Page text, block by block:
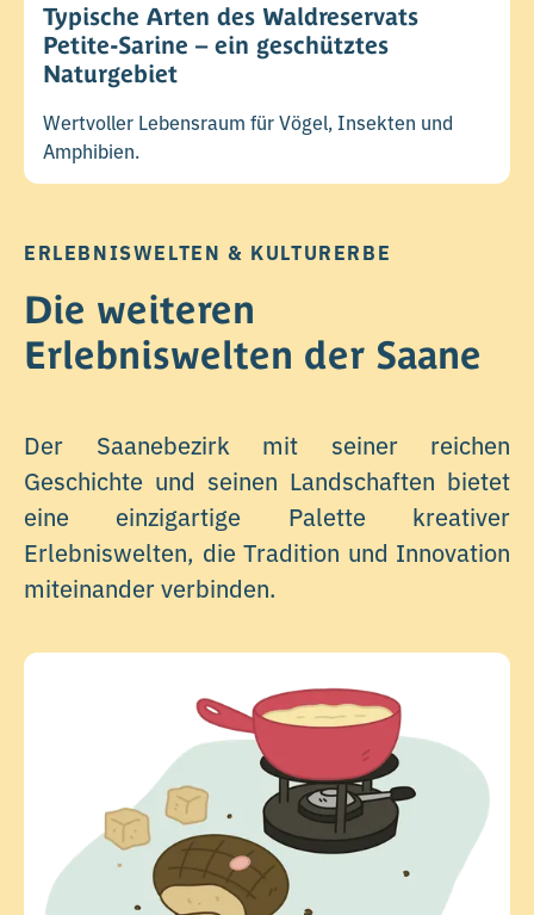
Typische Arten des Waldreservats
Petite-Sarine – ein geschütztes
Naturgebiet
Wertvoller Lebensraum für Vögel, Insekten und
Amphibien.
ERLEBNISWELTEN & KULTURERBE
Die weiteren
Erlebniswelten der Saane
Der Saanebezirk mit seiner reichen
Geschichte und seinen Landschaften bietet
eine einzigartige Palette kreativer
Erlebniswelten, die Tradition und Innovation
miteinander verbinden.